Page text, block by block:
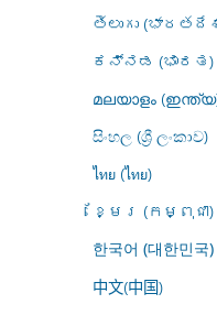
తెలుగు
ಕನ್ನಡ (ಭಾರತ)
മലയാളം
සිංහල (ශ්‍රී ලංකාව)
ไทย (ไทย)
ខ្មែរ (កម្ពុជា)
한국어 (대한민국)
中文(中国)